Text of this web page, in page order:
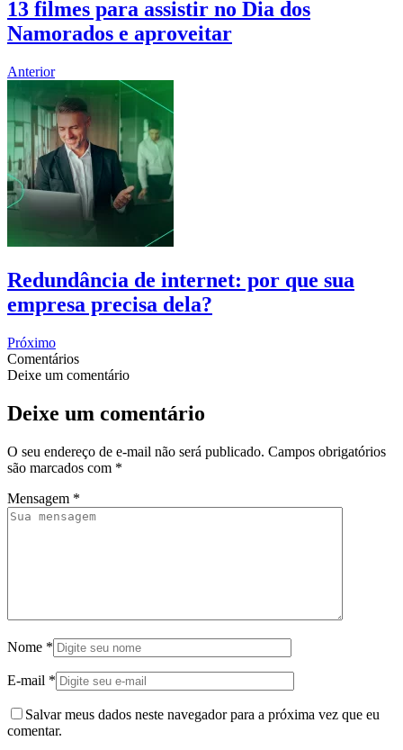
13 filmes para assistir no Dia dos
Namorados e aproveitar
Anterior
Redundância de internet: por que sua
empresa precisa dela?
Próximo
Comentários
Deixe um comentário
Deixe um comentário
O seu endereço de e-mail não será publicado. Campos obrigatórios
são marcados com *
Mensagem *
Nome *
E-mail *
Salvar meus dados neste navegador para a próxima vez que eu
comentar.